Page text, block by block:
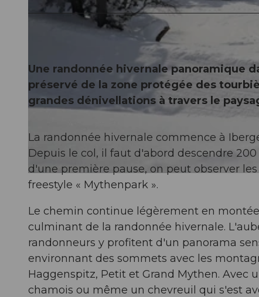
Une randonnée hivernale panoramique
préservé de la zone protégée des
grandes dénivellations à travers le
La randonnée hivernale commence à
Depuis le col, il faut d'abord descendre
d'une première pause, on peut observer
freestyle « Mythenpark ».
Le chemin continue légèrement en
culminant de la randonnée hivernale.
randonneurs y profitent d'un panorama
environnant des sommets avec les
Haggenspitz, Petit et Grand Mythen. Avec
chamois ou même un chevreuil qui s'est